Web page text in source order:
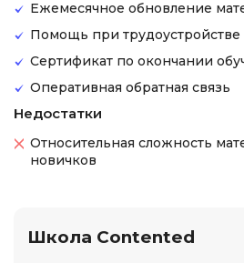
Ежемесячное обновление
Помощь при трудоустройстве
Сертификат по окончании
Оперативная обратная связь
Недостатки
Относительная сложность
новичков
Школа Contented